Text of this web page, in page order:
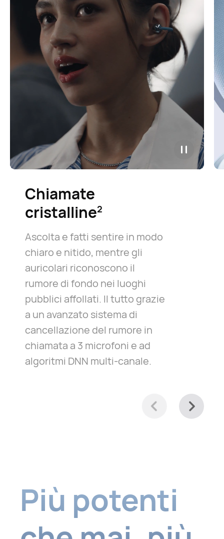
Chiamate
cristalline⁠2
Ascolta e fatti sentire in modo
chiaro e nitido, mentre gli
auricolari riconoscono il
rumore di fondo nei luoghi
pubblici affollati. Il tutto grazie
a un avanzato sistema di
cancellazione del rumore in
chiamata a 3 microfoni e ad
algoritmi DNN multi-canale.
Più potenti